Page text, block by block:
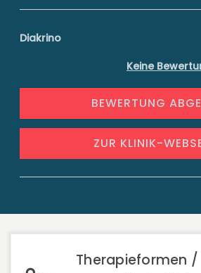
Diakrino
Keine
BEWERTUNG
ZUR KLINIK-
Therapieformen